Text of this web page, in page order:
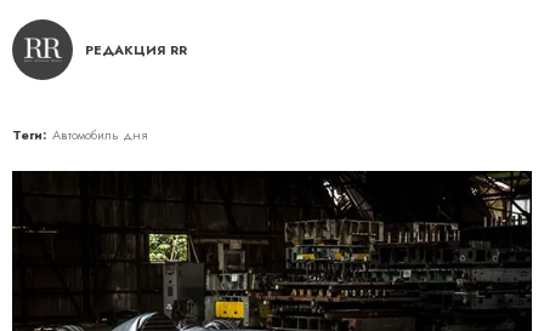
РЕДАКЦИЯ RR
Теги: Автомобиль дня